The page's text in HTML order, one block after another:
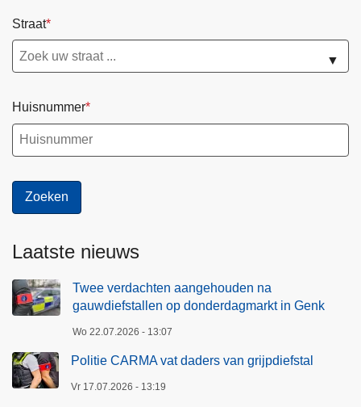
Straat
▼
Huisnummer
Laatste nieuws
Twee verdachten aangehouden na
gauwdiefstallen op donderdagmarkt in Genk
Wo 22.07.2026 - 13:07
Politie CARMA vat daders van grijpdiefstal
Vr 17.07.2026 - 13:19